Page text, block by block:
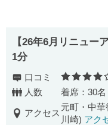
【26年6月リニュー
1分
口コミ
人数
着席：30名
アクセス
元町・中華
川崎) アク